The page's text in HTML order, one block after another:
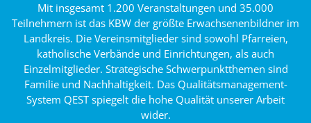
Mit insgesamt 1.200 Veranstaltungen und 35.000
Teilnehmern ist das KBW der größte Erwachsenenbildner im
Landkreis. Die Vereinsmitglieder sind sowohl Pfarreien,
katholische Verbände und Einrichtungen, als auch
Einzelmitglieder. Strategische Schwerpunktthemen sind
Familie und Nachhaltigkeit. Das Qualitätsmanagement-
System QEST spiegelt die hohe Qualität unserer Arbeit
wider.